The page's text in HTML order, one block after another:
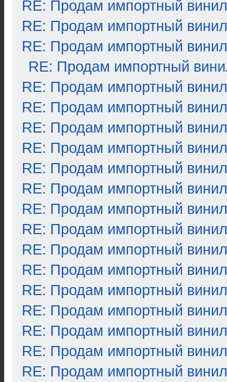
RE: Продам импортный винил
RE: Продам импортный винил
RE: Продам импортный винил
RE: Продам импортный
RE: Продам импортный винил
RE: Продам импортный винил
RE: Продам импортный винил
RE: Продам импортный винил
RE: Продам импортный винил
RE: Продам импортный винил
RE: Продам импортный винил
RE: Продам импортный винил
RE: Продам импортный винил
RE: Продам импортный винил
RE: Продам импортный винил
RE: Продам импортный винил
RE: Продам импортный винил
RE: Продам импортный винил
RE: Продам импортный винил